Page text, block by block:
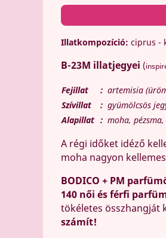
Illatkompozíció: ciprus -
B-23M illatjegyei (
Fejillat : artemisia
Szívillat
: gyümölcsös
Alapillat : moha,
A régi időket idéző
moha nagyon
BODICO + PM
140 női és férfi
tökéletes összhangját
számít!